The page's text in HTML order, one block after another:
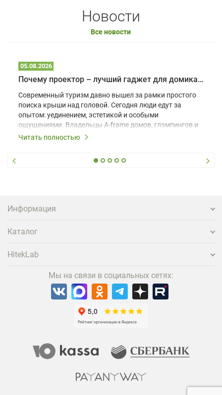
Новости
Все новости
05.08.2026
Почему проектор – лучший гаджет для домика в глэмпинге
Современный туризм давно вышел за рамки простого
поиска крыши над головой. Сегодня люди едут за
опытом: уединением, эстетикой и особыми
ощущениями. Владельцы A-frame домов, глэмпингов и
шале понимают, что конкуренция растет, и
вернуться и поделиться впечатлениями в соцсетях,
проектора.
Читать полностью
Информация
Каталог
HitekLab
Мы на связи в социальных сетях: